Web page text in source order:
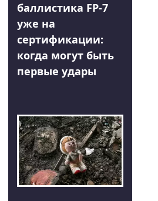
баллистика FP-7
уже на
сертификации:
когда могут быть
первые удары